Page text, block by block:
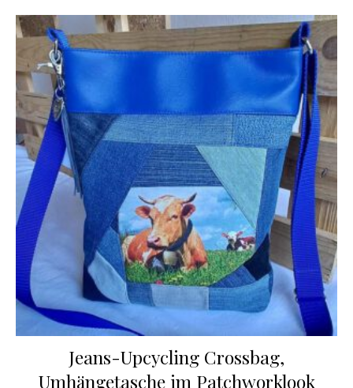
Jeans-Upcycling Crossbag,
Umhängetasche im Patchworklook